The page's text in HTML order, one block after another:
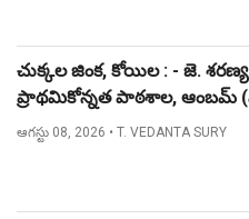
చుక్కల జింక, కోయిల : - జె.
ప్రాథమికోన్నత పాఠశాల, ఆంబమ్
నిజామాబాద్.
ఆగస్టు 08, 2026 • T. VEDANTA SURY